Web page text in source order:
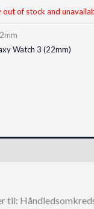
of stock and
Watch 3 (22mm)
til: